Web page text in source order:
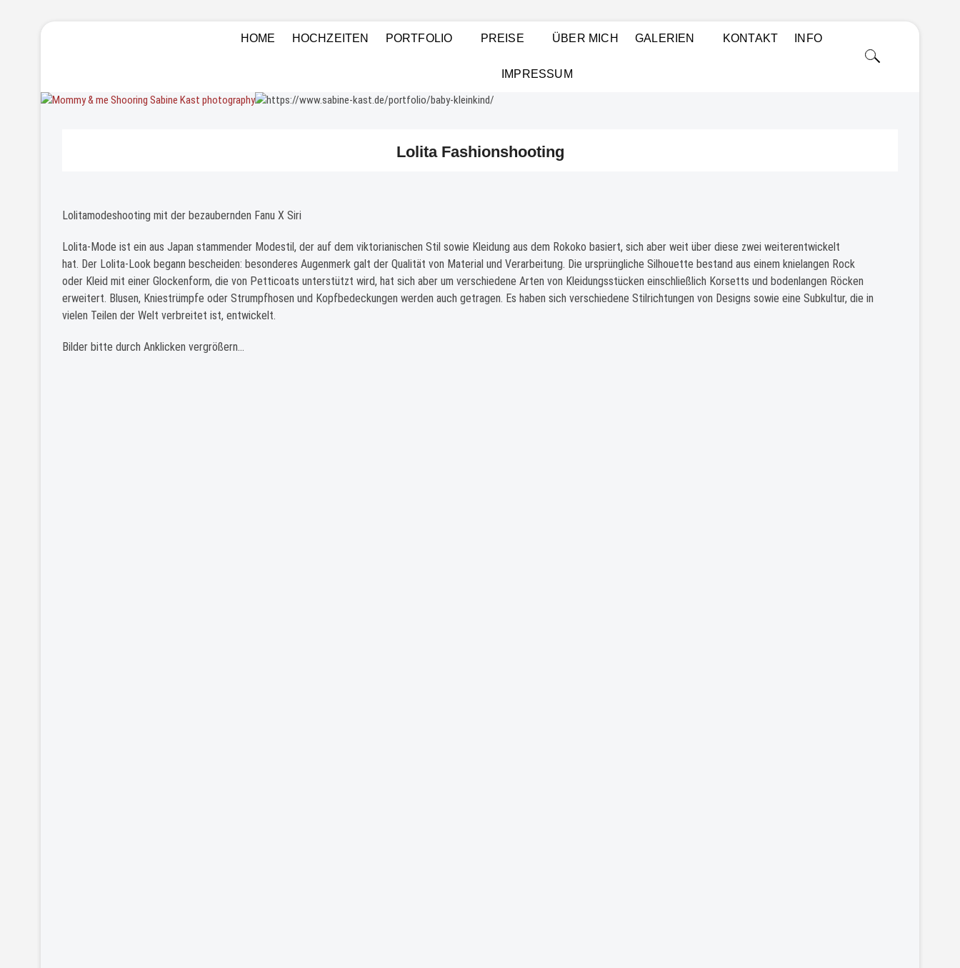
Sabine Kast Photography
HOCHZEITSFOTOGRAF LUDWIGSHAFEN UND RHEIN-NECKAR-RAUM, BABYFOTOGRAFIE (NEWBORNS), PORTRAITS, PAARSHOOTINGS, WORKSHOPS UND
HOME HOCHZEITEN PORTFOLIO PREISE ÜBER MICH GALERIEN KONTAKT INFO
IMPRESSUM
Lolita Fashionshooting
Lolitamodeshooting mit der bezaubernden Fanu X Siri
Lolita-Mode ist ein aus Japan stammender Modestil, der auf dem viktorianischen Stil sowie Kleidung aus dem Rokoko basiert, sich aber weit über diese zwei weiterentwickelt
hat. Der Lolita-Look begann bescheiden: besonderes Augenmerk galt der Qualität von Material und Verarbeitung. Die ursprüngliche Silhouette bestand aus einem knielangen Rock
oder Kleid mit einer Glockenform, die von Petticoats unterstützt wird, hat sich aber um verschiedene Arten von Kleidungsstücken einschließlich Korsetts und bodenlangen Röcken
erweitert. Blusen, Kniestrümpfe oder Strumpfhosen und Kopfbedeckungen werden auch getragen. Es haben sich verschiedene Stilrichtungen von Designs sowie eine Subkultur, die in
vielen Teilen der Welt verbreitet ist, entwickelt.
Bilder bitte durch Anklicken vergrößern…